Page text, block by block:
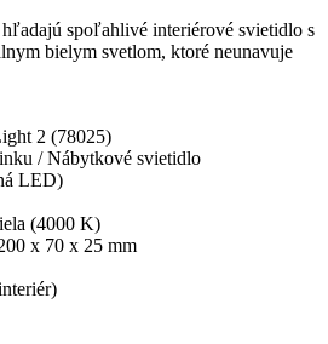
spoľahlivé interiérové svietidlo s
bielym svetlom, ktoré neunavuje
2 (78025)
/ Nábytkové svietidlo
LED)
(4000 K)
x 70 x 25 mm